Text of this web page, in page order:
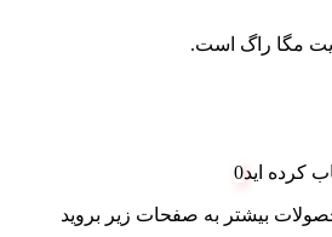
مگا راگ است.
کرده اید0
بیشتر به صفحات زیر بروید